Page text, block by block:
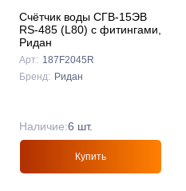
Счётчик воды СГВ-15ЭВ
RS-485 (L80) с фитингами,
Ридан
Арт: 187F2045R
Бренд: Ридан
Наличие:6 шт.
Купить